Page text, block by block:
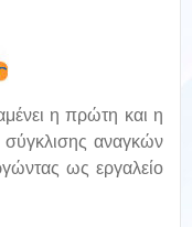
η πρώτη και η
αναγκών
ως εργαλείο